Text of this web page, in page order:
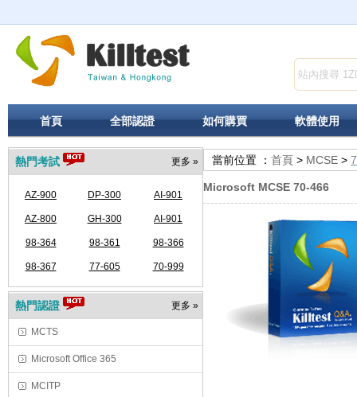
首頁 全部認證 如何購買 軟體使用
更多 »
熱門考試
AZ-900 DP-300 AI-901
AZ-800 GH-300 AI-901
98-364 98-361 98-366
98-367 77-605 70-999
更多 »
熱門認證
MCTS
Microsoft Office 365
MCITP
當前位置 ： 首頁 > MCSE >
Microsoft MCSE 70-466